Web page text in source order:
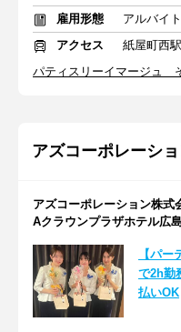
雇用形態
アルバイ
アクセス
紙屋町西
パティスリーイマージュ
アズコーポレーシ
アズコーポレーション株
Aクラウンプラザホテル広
【パ
で2h勤
払いOK